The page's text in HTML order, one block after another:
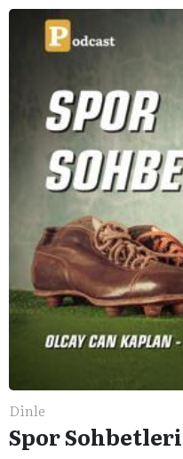
serimizde; tiyatroyu,
konuşuyoruz..
Dinle
Spor Sohbetleri